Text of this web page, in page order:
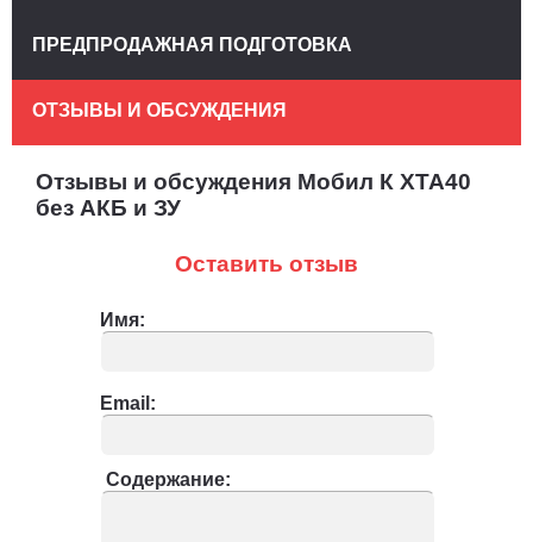
Отзывы и обсуждения Мобил К XTA40
без АКБ и ЗУ
Оставить отзыв
Имя:
Email:
Содержание:
ПРЕДПРОДАЖНАЯ ПОДГОТОВКА
ОТЗЫВЫ И ОБСУЖДЕНИЯ